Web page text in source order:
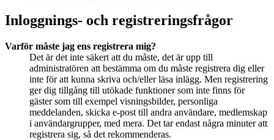
Inloggnings- och registreringsfrågor
Varför måste jag ens registrera mig?
Det är det inte säkert att du måste, det är upp till
administratören att bestämma om du måste registrera dig eller
inte för att kunna skriva och/eller läsa inlägg. Men registrering
ger dig tillgång till utökade funktioner som inte finns för
gäster som till exempel visningsbilder, personliga
meddelanden, skicka e-post till andra användare, medlemskap
i användargrupper, med mera. Det tar endast några minuter att
registrera sig, så det rekommenderas.